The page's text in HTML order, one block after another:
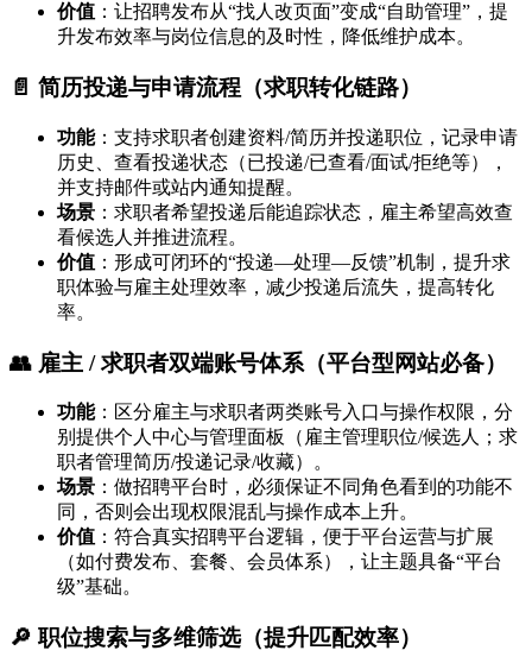
价值 ：让招聘发布从“找人改页面”变成“自助管理”，提
升发布效率与岗位信息的及时性，降低维护成本。
📄 简历投递与申请流程（求职转化链路）
功能：支持求职者创建资料/简历并投递职位，记录申请
历史、查看投递状态（已投递/已查看/面试/拒绝等），
并支持邮件或站内通知提醒。
场景 ：求职者希望投递后能追踪状态，雇主希望高效查
看候选人并推进流程。
价值 ：形成可闭环的“投递—处理—反馈”机制，提升求
职体验与雇主处理效率，减少投递后流失，提高转化
率。
👥 雇主 / 求职者双端账号体系（平台型网站必备）
功能：区分雇主与求职者两类账号入口与操作权限，分
别提供个人中心与管理面板（雇主管理职位/候选人；求
职者管理简历/投递记录/收藏）。
场景 ：做招聘平台时，必须保证不同角色看到的功能不
同，否则会出现权限混乱与操作成本上升。
价值 ：符合真实招聘平台逻辑，便于平台运营与扩展
（如付费发布、套餐、会员体系），让主题具备“平台
级”基础。
🔎 职位搜索与多维筛选（提升匹配效率）